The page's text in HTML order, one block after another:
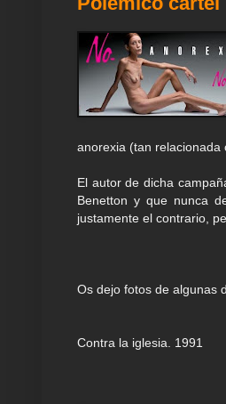
anorexia (tan relacionada
El autor de dicha
Benetton y que nunca
justamente el contrario,
Os dejo fotos de algunas
Contra la iglesia. 1991